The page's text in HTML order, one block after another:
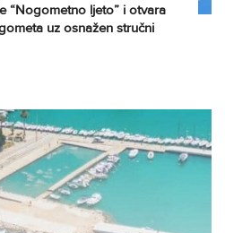
“Nogometno ljeto” i otvara
uz osnažen stručni